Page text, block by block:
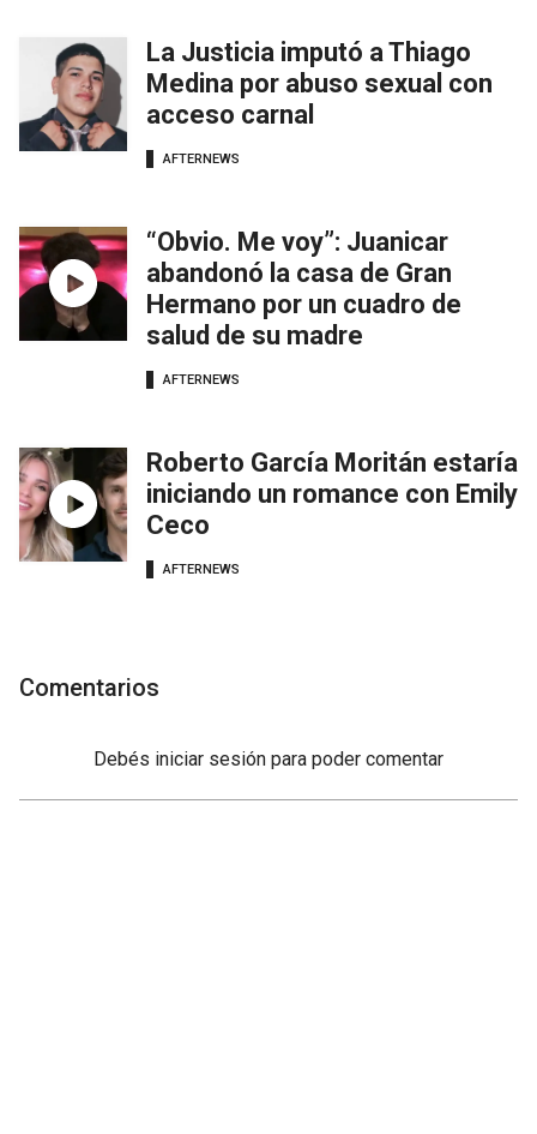
La Justicia imputó a Thiago
Medina por abuso sexual con
acceso carnal
AFTERNEWS
“Obvio. Me voy”: Juanicar
abandonó la casa de Gran
Hermano por un cuadro de
salud de su madre
AFTERNEWS
Roberto García Moritán estaría
iniciando un romance con Emily
Ceco
AFTERNEWS
Comentarios
Debés iniciar sesión para poder comentar